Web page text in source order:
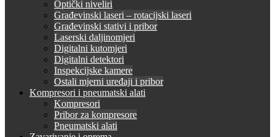
Optički niveliri
Građevinski laseri – rotacijski laseri
Građevinski stativi i pribor
Laserski daljinomjeri
Digitalni kutomjeri
Digitalni detektori
Inspekcijske kamere
Ostali mjerni uređaji i pribor
Kompresori i pneumatski alati
Kompresori
Pribor za kompresore
Pneumatski alati